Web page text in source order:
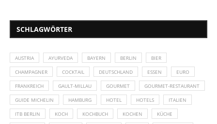
SCHLAGWÖRTER
AUSTRIA AYURVEDA BAYERN BERLIN BIER
CHAMPAGNER COCKTAIL DEUTSCHLAND ESSEN EURO
FRANKREICH GAULT-MILLAU GOURMET GOURMET-RESTAURANT
GUIDE MICHELIN HAMBURG HOTEL HOTELS ITALIEN
ITB BERLIN KOCH KOCHBUCH KOCHEN KÜCHE